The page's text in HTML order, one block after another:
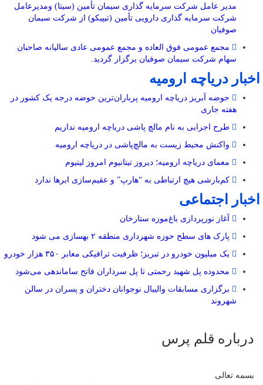
مدیر عامل شرکت سرمایه گذاری سیمان تأمین (سیتا) ومدیرعامل
شرکت سرمایه گذاری دارویی تأمین (تیپیکو) از شرکت سیمان
صوفیان
مجمع عمومی فوق العاده و مجمع عمومی عادی سالیانه صاحبان
سهام شرکت سیمان صوفیان برگزار گردید.
اخبار دریاچه ارومیه
حوضه آبریز دریاچه ارومیه پرباران‌ترین حوضه‌ درجه یک کشور در
هفته جاری
طرح اجرایی به نام مالچ پاشی دریاچه ارومیه نداریم
واکنش محیط زیست به مالچ‌پاشی در دریاچه ارومیه
معمای دریاچه ارومیه؛ دیروز تیتانیوم امروز لیتیوم
کم‌بارشی هیچ ارتباطی به “هارپ” و عقیم‌سازی ابرها ندارد
اخبار اجتماعی
آغاز نورپردازی باغ‌موزه ستارخان
پارک های سطح حوزه شهرداری منطقه ۲ بهسازی می شود
یک میلیون خودرو در تبریز؛ ظرفیت ترافیکی معابر ۳۵۰ هزار خودرو
محدوده پل شهید رحمتی تا پل سرداران فاتح ساماندهی می‌شود
برگزاری مسابقات والیبال نوجوانان دختران و پسران در سالن
شهروند
درباره قلم پرس
بسمه تعالی